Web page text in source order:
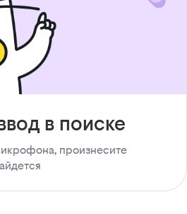
в поиске
произнесите